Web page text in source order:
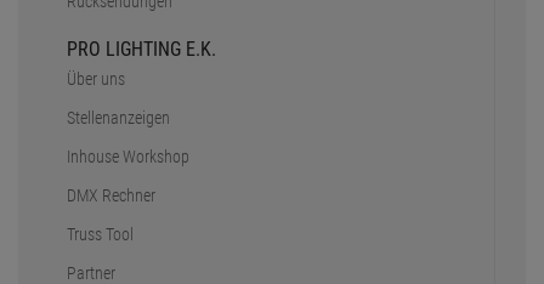
PRO LIGHTING E.K.
Über uns
Stellenanzeigen
Inhouse Workshop
DMX Rechner
Truss Tool
Partner